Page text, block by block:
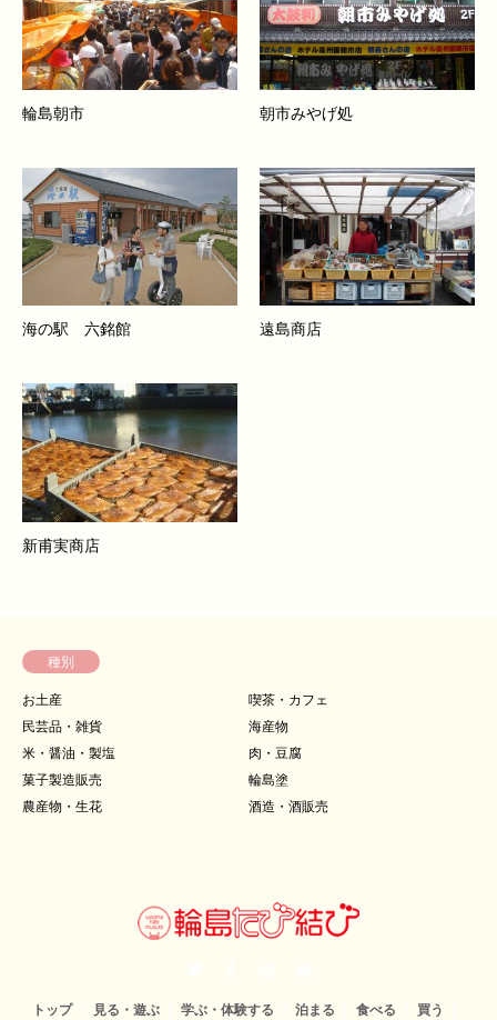
輪島朝市 朝市みやげ処
海の駅 六銘館 遠島商店
新甫実商店
種別
お土産
喫茶・カフェ
民芸品・雑貨
海産物
米・醤油・製塩
肉・豆腐
菓子製造販売
輪島塗
農産物・生花
酒造・酒販売
トップ 見る・遊ぶ 学ぶ・体験する 泊まる 食べる 買う